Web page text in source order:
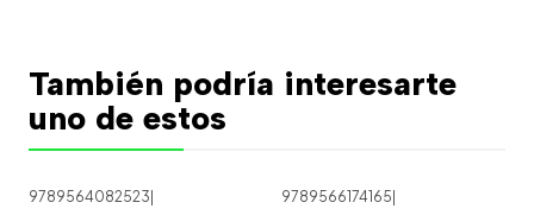
También podría interesarte
uno de estos
9789564082523| 9789566174165|